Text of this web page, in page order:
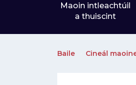
Maoin intleachtúil
a thuiscint
Baile Cineál